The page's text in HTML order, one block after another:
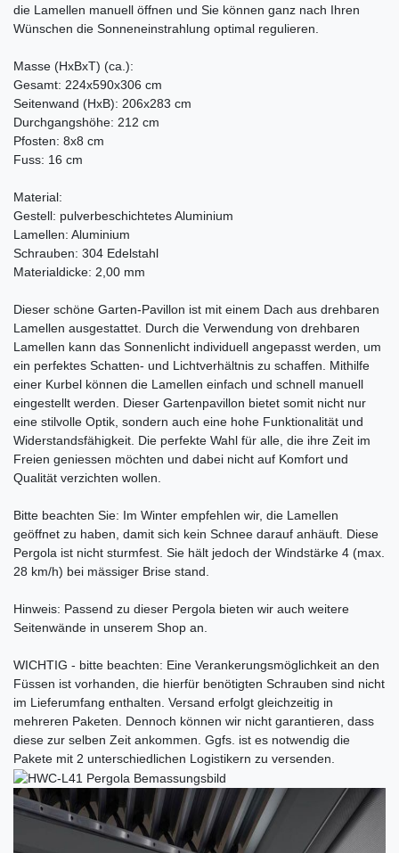
die Lamellen manuell öffnen und Sie können ganz nach Ihren
Wünschen die Sonneneinstrahlung optimal regulieren.
Masse (HxBxT) (ca.):
Gesamt: 224x590x306 cm
Seitenwand (HxB): 206x283 cm
Durchgangshöhe: 212 cm
Pfosten: 8x8 cm
Fuss: 16 cm
Material:
Gestell: pulverbeschichtetes Aluminium
Lamellen: Aluminium
Schrauben: 304 Edelstahl
Materialdicke: 2,00 mm
Dieser schöne Garten-Pavillon ist mit einem Dach aus drehbaren
Lamellen ausgestattet. Durch die Verwendung von drehbaren
Lamellen kann das Sonnenlicht individuell angepasst werden, um
ein perfektes Schatten- und Lichtverhältnis zu schaffen. Mithilfe
einer Kurbel können die Lamellen einfach und schnell manuell
eingestellt werden. Dieser Gartenpavillon bietet somit nicht nur
eine stilvolle Optik, sondern auch eine hohe Funktionalität und
Widerstandsfähigkeit. Die perfekte Wahl für alle, die ihre Zeit im
Freien geniessen möchten und dabei nicht auf Komfort und
Qualität verzichten wollen.
Bitte beachten Sie: Im Winter empfehlen wir, die Lamellen
geöffnet zu haben, damit sich kein Schnee darauf anhäuft. Diese
Pergola ist nicht sturmfest. Sie hält jedoch der Windstärke 4 (max.
28 km/h) bei mässiger Brise stand.
Hinweis: Passend zu dieser Pergola bieten wir auch weitere
Seitenwände in unserem Shop an.
WICHTIG - bitte beachten: Eine Verankerungsmöglichkeit an den
Füssen ist vorhanden, die hierfür benötigten Schrauben sind nicht
im Lieferumfang enthalten. Versand erfolgt gleichzeitig in
mehreren Paketen. Dennoch können wir nicht garantieren, dass
diese zur selben Zeit ankommen. Ggfs. ist es notwendig die
Pakete mit 2 unterschiedlichen Logistikern zu versenden.